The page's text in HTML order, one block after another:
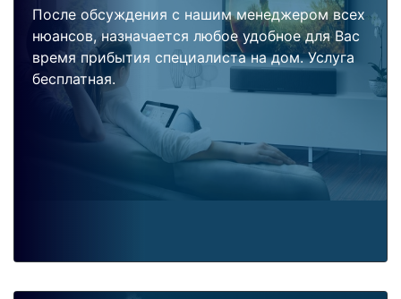
После обсуждения с нашим менеджером всех
нюансов, назначается любое удобное для Вас
время прибытия специалиста на дом. Услуга
бесплатная.